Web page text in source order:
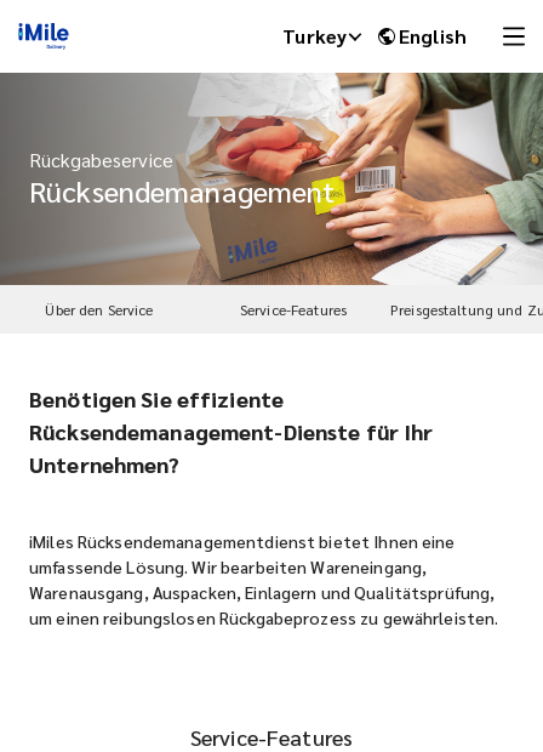
Turkey English
Rückgabeservice
Rücksendemanagement
Über den Service Service-Features
Benötigen Sie effiziente
Rücksendemanagement-Dienste für Ihr
Unternehmen?
iMiles Rücksendemanagementdienst bietet Ihnen eine
umfassende Lösung. Wir bearbeiten Wareneingang,
Warenausgang, Auspacken, Einlagern und Qualitätsprüfung,
um einen reibungslosen Rückgabeprozess zu gewährleisten.
Service-Features
iMile Chat